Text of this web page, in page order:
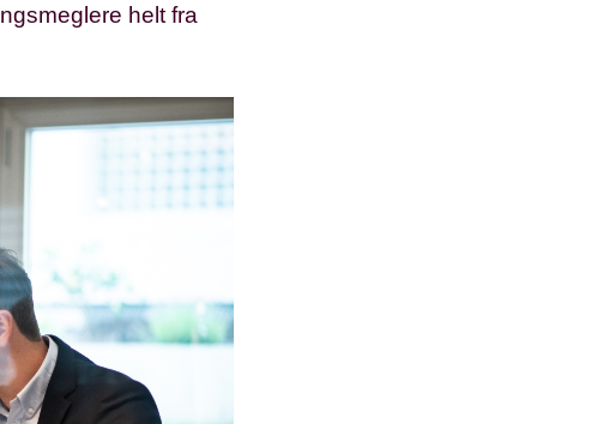
helt fra